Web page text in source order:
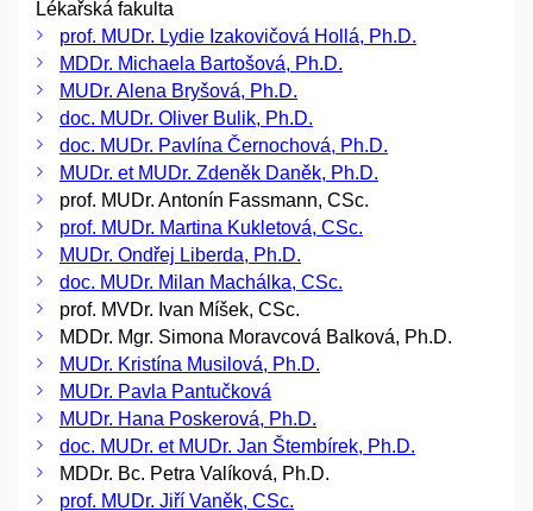
Lékařská fakulta
prof. MUDr. Lydie Izakovičová Hollá, Ph.D.
MDDr. Michaela Bartošová, Ph.D.
MUDr. Alena Bryšová, Ph.D.
doc. MUDr. Oliver Bulik, Ph.D.
doc. MUDr. Pavlína Černochová, Ph.D.
MUDr. et MUDr. Zdeněk Daněk, Ph.D.
prof. MUDr. Antonín Fassmann, CSc.
prof. MUDr. Martina Kukletová, CSc.
MUDr. Ondřej Liberda, Ph.D.
doc. MUDr. Milan Machálka, CSc.
prof. MVDr. Ivan Míšek, CSc.
MDDr. Mgr. Simona Moravcová Balková, Ph.D.
MUDr. Kristína Musilová, Ph.D.
MUDr. Pavla Pantučková
MUDr. Hana Poskerová, Ph.D.
doc. MUDr. et MUDr. Jan Štembírek, Ph.D.
MDDr. Bc. Petra Valíková, Ph.D.
prof. MUDr. Jiří Vaněk, CSc.